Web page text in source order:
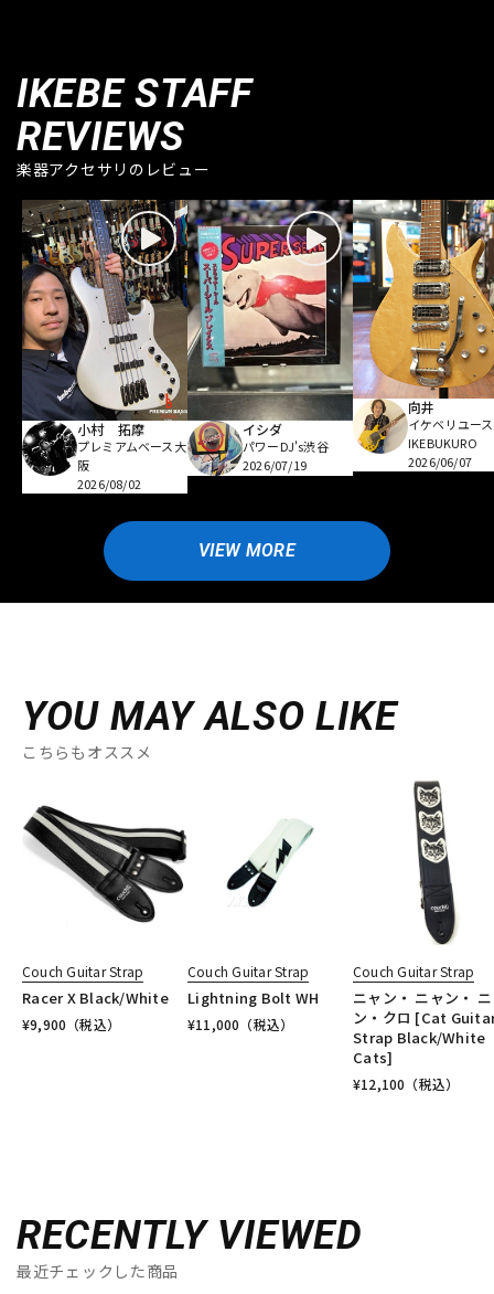
IKEBE STAFF
REVIEWS
楽器アクセサリのレビュー
小村 拓摩
プレミアムベース大
阪
2026/08/02
イシダ
パワーDJ's渋谷
2026/07/19
向井
イケベリユース
IKEBUKURO
2026/06/07
VIEW MORE
YOU MAY ALSO LIKE
こちらもオススメ
Couch Guitar Strap
Racer X Black/White
¥9,900 （税込）
Couch Guitar Strap
Lightning Bolt WH
¥11,000 （税込）
Couch Guitar Strap
ニャン・ ニャン・
ン・クロ [Cat
Strap Black/White
Cats]
¥12,100 （税込）
RECENTLY VIEWED
最近チェックした商品